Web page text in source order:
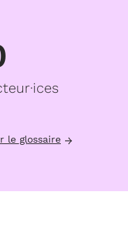
le glossaire